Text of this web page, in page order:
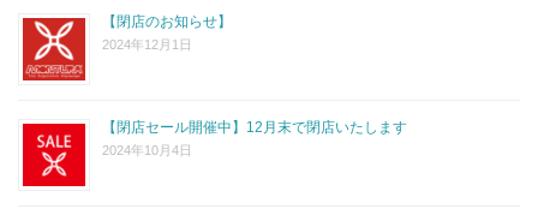
【閉店のお知らせ】
2024年12月1日
【閉店セール開催中】12月末で閉店いたします
2024年10月4日